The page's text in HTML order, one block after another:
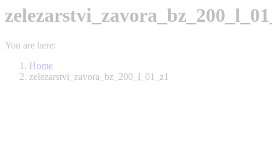
You are here:
Home
zelezarstvi_zavora_bz_200_l_01_z1